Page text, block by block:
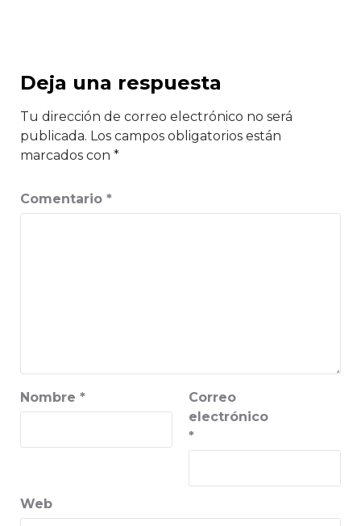
Deja una respuesta
Tu dirección de correo electrónico no será
publicada. Los campos obligatorios están
marcados con *
Comentario *
Nombre *
Correo
electrónico
*
Web